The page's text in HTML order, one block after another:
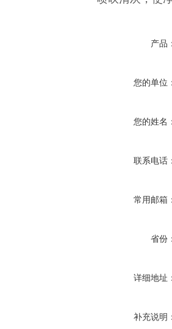
产品
您的单位
您的姓名
联系电话
常用邮箱
省份
详细地址
补充说明